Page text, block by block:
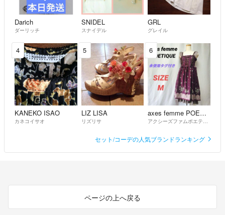
Darich
ダーリッチ
SNIDEL
スナイデル
GRL
グレイル
4
KANEKO ISAO
カネコイサオ
5
LIZ LISA
リズリサ
6
axes femme POETIQUE
アクシーズファムポエティック
セット/コーデの人気ブランドランキング
ページの上へ戻る